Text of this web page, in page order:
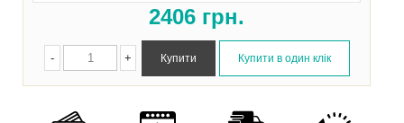
2406 грн.
+
-